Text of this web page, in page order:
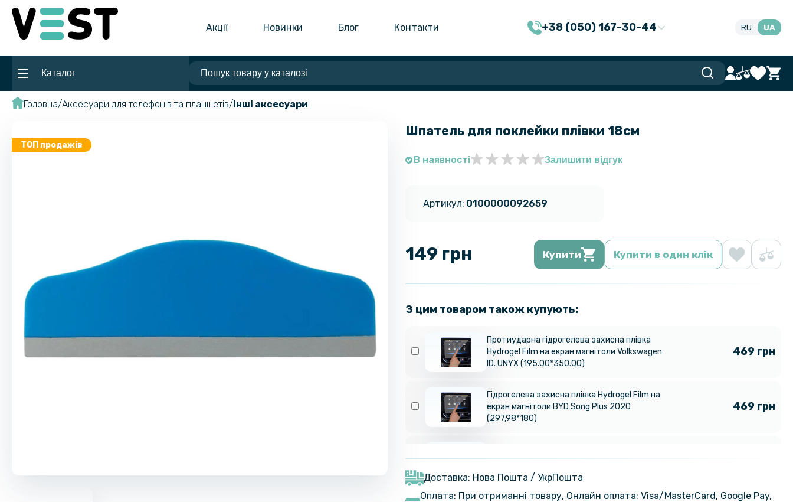
Акції Новинки Блог Контакти +38 (050) 167-30-44 RU UA
Каталог
Головна Аксесуари для телефонів та планшетів Інші аксесуари
ТОП продажів
Шпатель для поклейки плівки 18см
В наявності Залишити відгук
Артикул: 0100000092659
149 грн Купити Купити в один клік
З цим товаром також купують:
Протиударна гідрогелева захисна плівка
Hydrogel Film на екран магнітоли Volkswagen
ID. UNYX (195.00*350.00)
469 грн
Гідрогелева захисна плівка Hydrogel Film на
екран магнітоли BYD Song Plus 2020
(297,98*180)
469 грн
Доставка: Нова Пошта / УкрПошта
Оплата: При отриманні товару, Онлайн оплата: Visa/MasterСard, Google Pay,